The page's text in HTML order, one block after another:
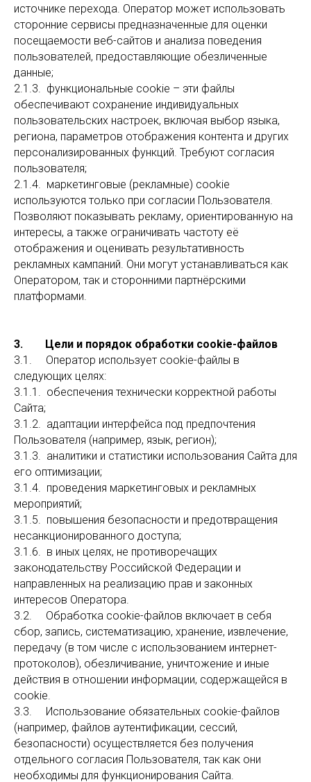
источнике перехода. Оператор может использовать
сторонние сервисы предназначенные для оценки
посещаемости веб-сайтов и анализа поведения
пользователей, предоставляющие обезличенные
данные;
2.1.3. функциональные cookie – эти файлы
обеспечивают сохранение индивидуальных
пользовательских настроек, включая выбор языка,
региона, параметров отображения контента и других
персонализированных функций. Требуют согласия
пользователя;
2.1.4. маркетинговые (рекламные) cookie
используются только при согласии Пользователя.
Позволяют показывать рекламу, ориентированную на
интересы, а также ограничивать частоту её
отображения и оценивать результативность
рекламных кампаний. Они могут устанавливаться как
Оператором, так и сторонними партнёрскими
платформами.
3. Цели и порядок обработки cookie-файлов
3.1. Оператор использует cookie-файлы в
следующих целях:
3.1.1. обеспечения технически корректной работы
Сайта;
3.1.2. адаптации интерфейса под предпочтения
Пользователя (например, язык, регион);
3.1.3. аналитики и статистики использования Сайта для
его оптимизации;
3.1.4. проведения маркетинговых и рекламных
мероприятий;
3.1.5. повышения безопасности и предотвращения
несанкционированного доступа;
3.1.6. в иных целях, не противоречащих
законодательству Российской Федерации и
направленных на реализацию прав и законных
интересов Оператора.
3.2. Обработка cookie-файлов включает в себя
сбор, запись, систематизацию, хранение, извлечение,
передачу (в том числе с использованием интернет-
протоколов), обезличивание, уничтожение и иные
действия в отношении информации, содержащейся в
cookie.
3.3. Использование обязательных cookie-файлов
(например, файлов аутентификации, сессий,
безопасности) осуществляется без получения
отдельного согласия Пользователя, так как они
необходимы для функционирования Сайта.